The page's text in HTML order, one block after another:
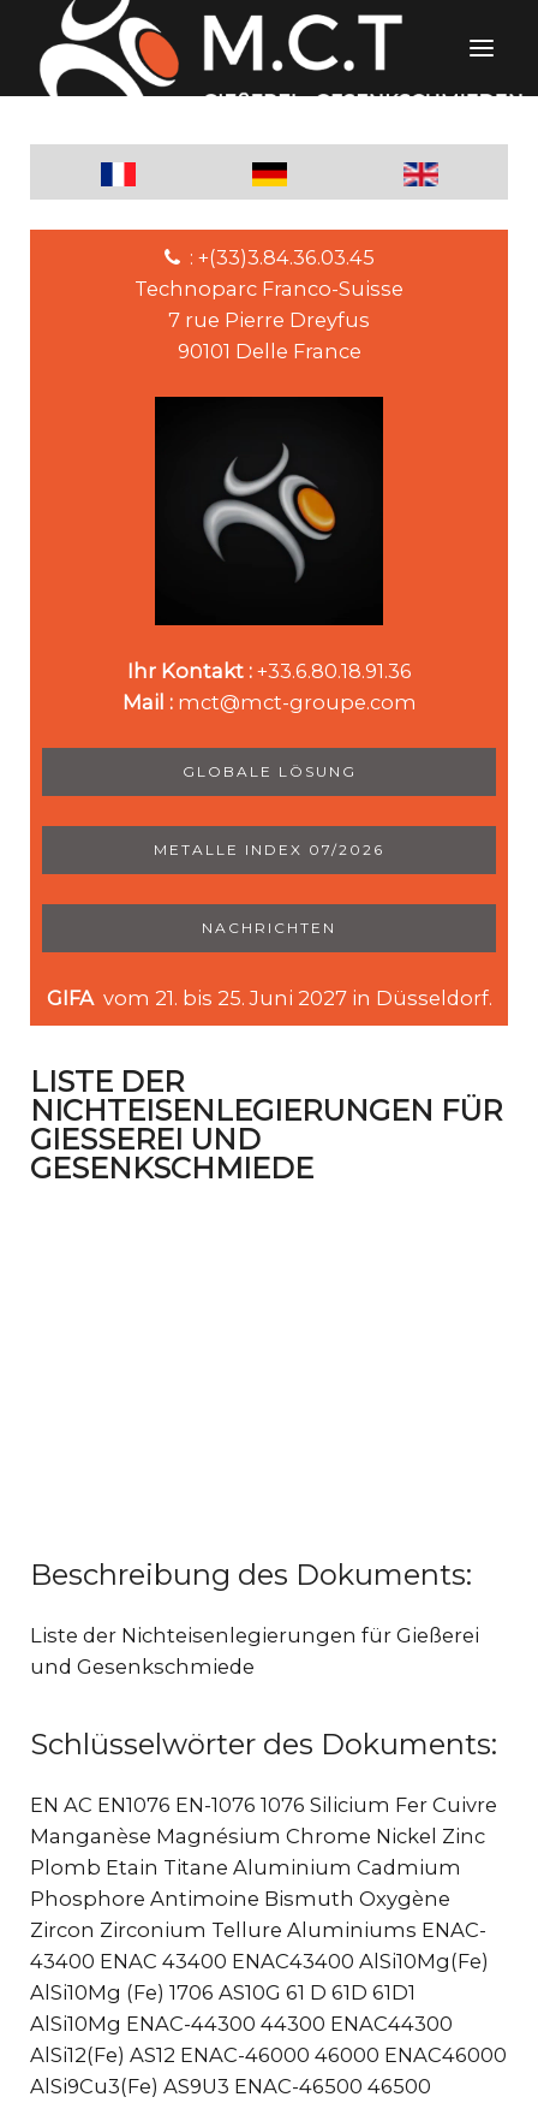
LISTE DER
NICHTEISENLEGIERUNGEN FÜR
GIESSEREI UND G
ESENKSCHMIEDE
Beschreibung des Dokuments:
Liste der Nichteisenlegierungen für Gießerei
und Gesenkschmiede
Schlüsselwörter des Dokuments:
EN AC EN1076 EN-1076 1076 Silicium Fer Cuivre
Manganèse Magnésium Chrome Nickel Zinc
Plomb Etain Titane Aluminium Cadmium
Phosphore Antimoine Bismuth Oxygène
Zircon Zirconium Tellure Aluminiums ENAC-
43400 ENAC 43400 ENAC43400 AlSi10Mg(Fe)
AlSi10Mg (Fe) 1706 AS10G 61 D 61D 61D1
AlSi10Mg ENAC-44300 44300 ENAC44300
AlSi12(Fe) AS12 ENAC-46000 46000 ENAC46000
AlSi9Cu3(Fe) AS9U3 ENAC-46500 46500
: +(33)3.84.36.03.45
Technoparc Franco-Suisse
7 rue Pierre Dreyfus
90101 Delle France
Ihr Kontakt : +33.6.80.18.91.36
Mail : mct@mct-groupe.com
GLOBALE LÖSUNG
METALLE INDEX 07/2026
NACHRICHTEN
GIFA vom 21. bis 25. Juni 2027 in Düsseldorf.